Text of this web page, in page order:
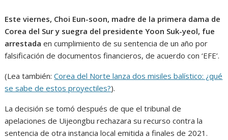
Este viernes, Choi Eun-soon, madre de la primera dama de
Corea del Sur y suegra del presidente Yoon Suk-yeol, fue
arrestadaen cumplimiento de su sentencia de un año por
falsificación de documentos financieros, de acuerdo con ‘EFE’.
(Lea también:Corea del Norte lanza dos misiles balístico: ¿qué
se sabe de estos proyectiles?).
La decisión se tomó después de que el tribunal de
apelaciones de Uijeongbu rechazara su recurso contra la
sentencia de otra instancia local emitida a finales de 2021.